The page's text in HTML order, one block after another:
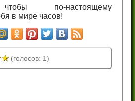
по-настоящему
в мире часов!
★(голосов: 1)